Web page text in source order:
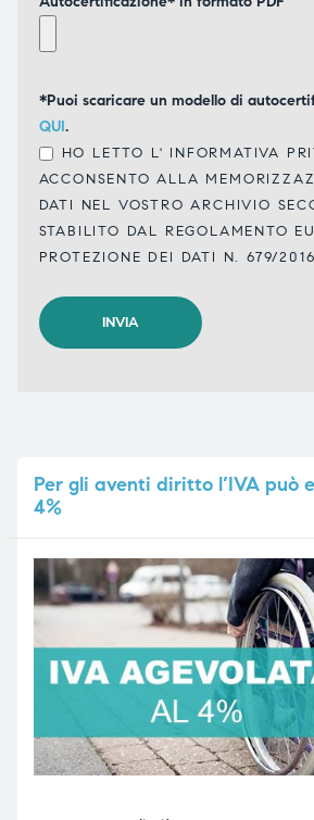
*Puoi scaricare un modello di
QUI.
HO LETTO L' INFORMATIVA
ACCONSENTO ALLA
DATI NEL VOSTRO ARCHIVIO
STABILITO DAL REGOLAMENTO
PROTEZIONE DEI DATI N. 679/
Pergli aventi diritto l’IVA può
4%